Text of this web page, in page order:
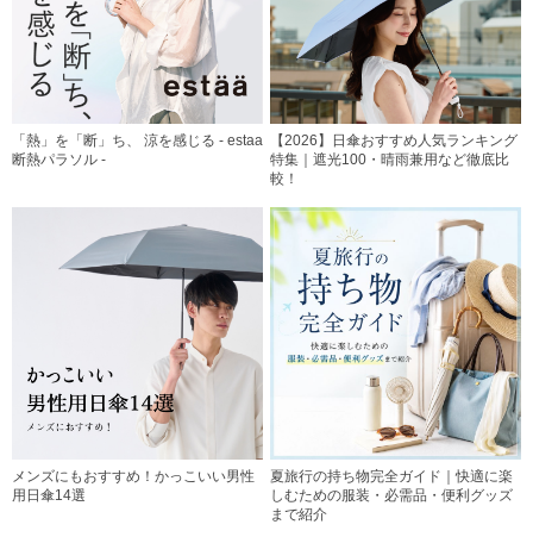
「熱」を「断」ち、 涼を感じる - estaa
断熱パラソル -
【2026】日傘おすすめ人気ランキング
特集｜遮光100・晴雨兼用など徹底比
較！
メンズにもおすすめ！かっこいい男性
用日傘14選
夏旅行の持ち物完全ガイド｜快適に楽
しむための服装・必需品・便利グッズ
まで紹介